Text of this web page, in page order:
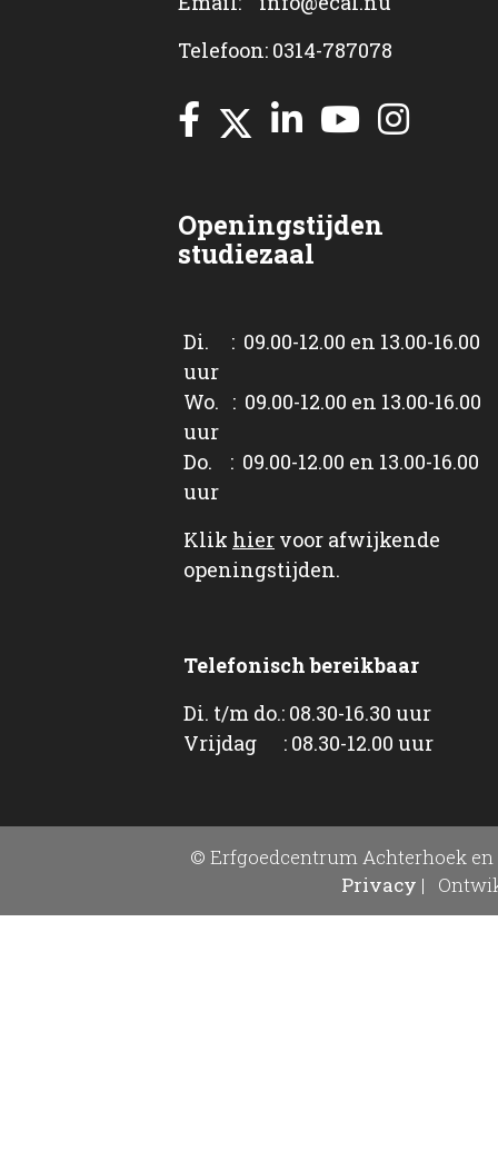
Telefoon: 0314-787078
Openingstijden
studiezaal
Di. : 09.00-12.00 en 13.00-16.00
uur
Wo. : 09.00-12.00 en 13.00-16.00
uur
Do. : 09.00-12.00 en 13.00-16.00
uur
Klik hier voor afwijkende
openingstijden.
Telefonisch bereikbaar
Di. t/m do.: 08.30-16.30 uur
Vrijdag : 08.30-12.00 uur
© Erfgoedcentrum Achterhoek en
Privacy |